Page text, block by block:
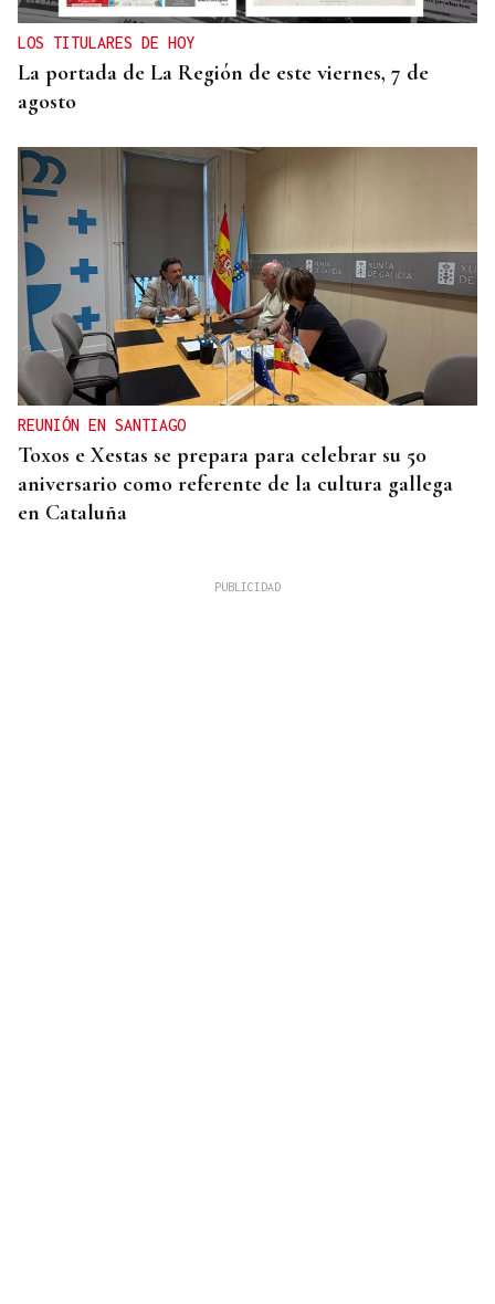
LOS TITULARES DE HOY
La portada de La Región de este viernes, 7 de
agosto
REUNIÓN EN SANTIAGO
Toxos e Xestas se prepara para celebrar su 50
aniversario como referente de la cultura gallega
en Cataluña